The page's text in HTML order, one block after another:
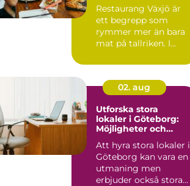
Restaurang Växjö är
ett begrepp som
rymmer mer än bara
mat på tallriken. I...
02. aug
Utforska stora
lokaler i Göteborg:
Möjligheter och
Att hyra stora lokaler i
Göteborg kan vara en
utmaning men
erbjuder också stora